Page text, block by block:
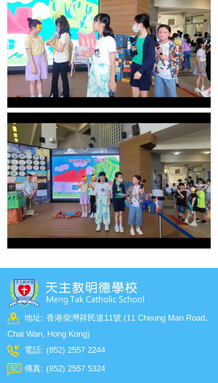
地址: 香港柴灣祥民道11號 (11 Cheung Man Road,
Chai Wan, Hong Kong)
電話: (852) 2557 2244
傳真: (852) 2557 5324